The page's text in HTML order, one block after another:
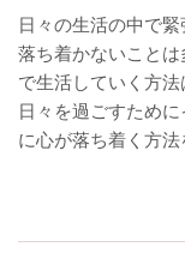
日々の生活の中で
落ち着かないこと
で生活していく方
日々を過ごすため
に心が落ち着く方法